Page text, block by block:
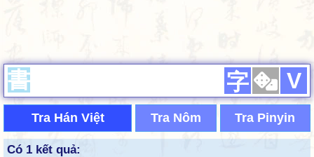
字 V
Tra Hán Việt Tra Nôm Tra Pinyin
Có 1 kết quả: